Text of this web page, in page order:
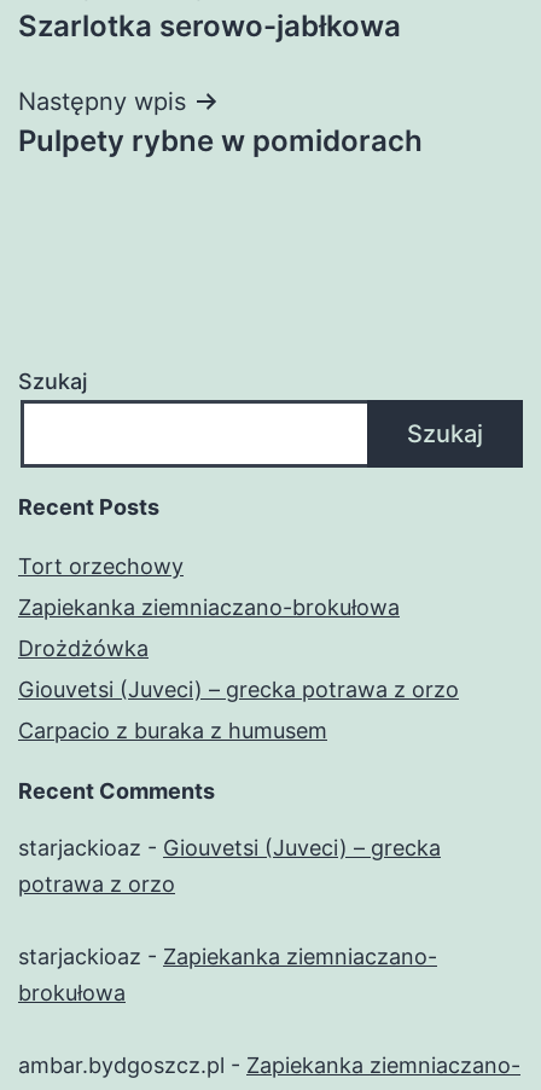
wpisu
Szarlotka serowo-jabłkowa
Następny wpis
Pulpety rybne w pomidorach
Szukaj
Szukaj
Recent Posts
Tort orzechowy
Zapiekanka ziemniaczano-brokułowa
Drożdżówka
Giouvetsi (Juveci) – grecka potrawa z orzo
Carpacio z buraka z humusem
Recent Comments
starjackioaz - Giouvetsi (Juveci) – grecka
potrawa z orzo
starjackioaz - Zapiekanka ziemniaczano-
brokułowa
ambar.bydgoszcz.pl - Zapiekanka ziemniaczano-